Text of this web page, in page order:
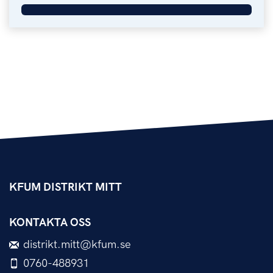
KFUM DISTRIKT MITT
KONTAKTA OSS
distrikt.mitt@kfum.se
0760-488931